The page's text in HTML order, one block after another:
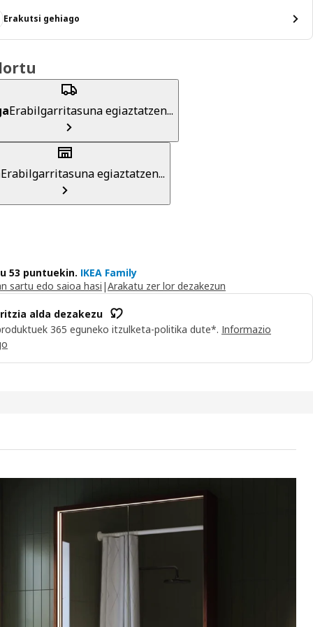
Erakutsi gehiago
Erabilgarritasuna egiaztatzen...
Erabilgarritasuna egiaztatzen...
53 puntuekin. IKEA Family
sartu edo saioa hasi |Arakatu zer lor dezakezun
alda dezakezu
365 eguneko itzulketa-politika dute*. Informazio
ispilua eta argiztapena dituen armairu bat agertzen da,
Ispiludun armairua, argi integratua